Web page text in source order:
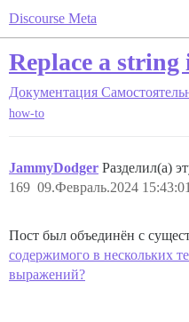
Discourse Meta
Replace a string
Документация
how-to
JammyDodger Разделил(а)
09.Февраль.2024 15:43:01
169
Пост был объединён с
содержимого в нескольких
выражений?